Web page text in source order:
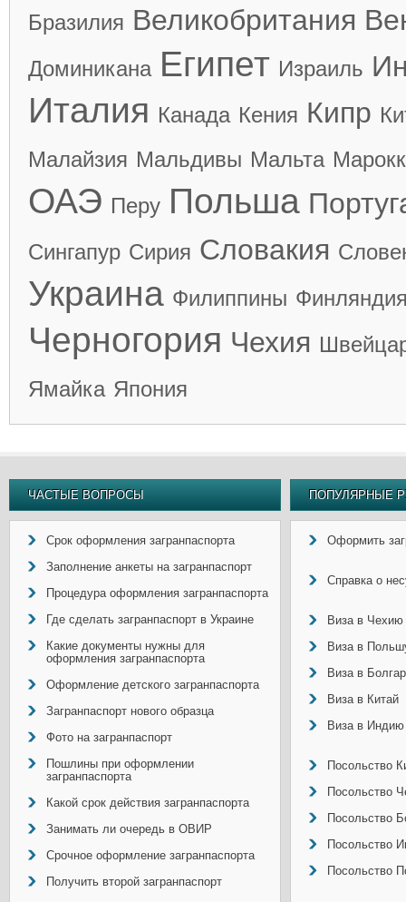
Бразилия Великобритания
Доминикана Египет Израиль
Италия Канада Кения Кипр
Малайзия Мальдивы Мальта
ОАЭ Перу Польша
Сингапур Сирия Словакия
Украина Филиппины
Черногория Чехия
Ямайка Япония
ЧАСТЫЕ ВОПРОСЫ
Срок оформления загранпаспорта
Заполнение анкеты на загранпаспорт
Процедура оформления загранпаспорта
Где сделать загранпаспорт в Украине
Какие документы нужны для
оформления загранпаспорта
Оформление детского загранпаспорта
Загранпаспорт нового образца
Фото на загранпаспорт
Пошлины при оформлении
загранпаспорта
Какой срок действия загранпаспорта
Занимать ли очередь в ОВИР
Срочное оформление загранпаспорта
Получить второй загранпаспорт
ПОПУЛЯРНЫЕ
Оформить
Справка о
Виза в Чехию
Виза в
Виза в
Виза в Китай
Виза в Индию
Посольство
Посольство
Посольство
Посольство
Посольство